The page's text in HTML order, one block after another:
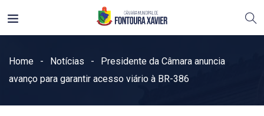
Home Notícias
Presidente da Câmara anuncia
avanço para garantir acesso viário à BR-386